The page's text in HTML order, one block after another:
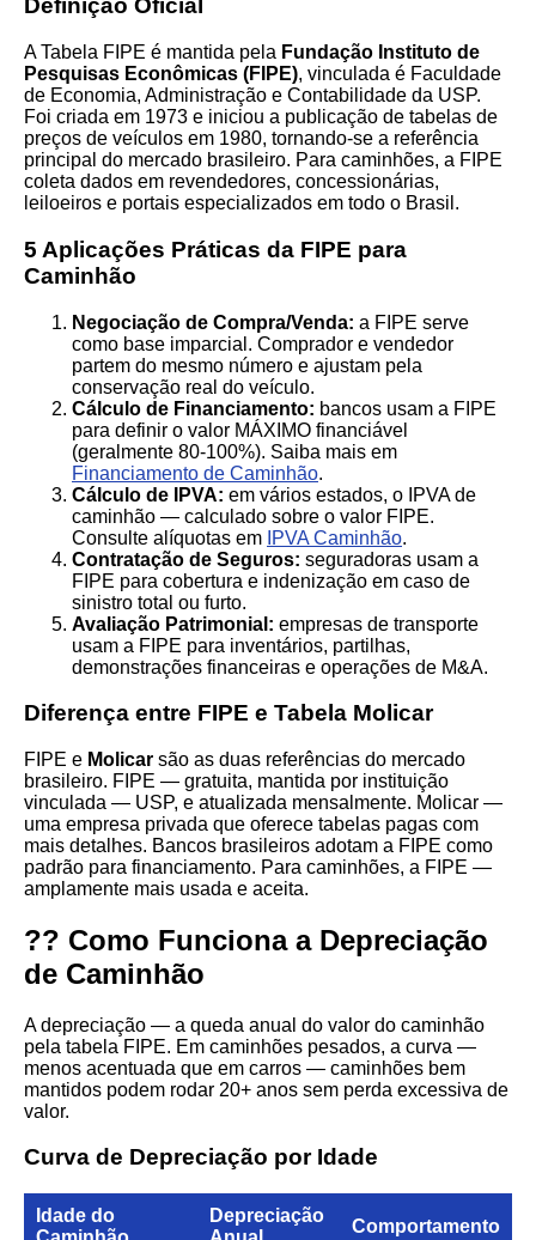
Definição Oficial
A Tabela FIPE é mantida pela Fundação Instituto de
Pesquisas Econômicas (FIPE), vinculada é Faculdade
de Economia, Administração e Contabilidade da USP.
Foi criada em 1973 e iniciou a publicação de tabelas de
preços de veículos em 1980, tornando-se a referência
principal do mercado brasileiro. Para caminhões, a FIPE
coleta dados em revendedores, concessionárias,
leiloeiros e portais especializados em todo o Brasil.
5 Aplicações Práticas da FIPE para
Caminhão
Negociação de Compra/Venda: a FIPE serve
como base imparcial. Comprador e vendedor
partem do mesmo número e ajustam pela
conservação real do veículo.
Cálculo de Financiamento: bancos usam a FIPE
para definir o valor MÁXIMO financiável
(geralmente 80-100%). Saiba mais em
Financiamento de Caminhão.
Cálculo de IPVA: em vários estados, o IPVA de
caminhão — calculado sobre o valor FIPE.
Consulte alíquotas em IPVA Caminhão.
Contratação de Seguros: seguradoras usam a
FIPE para cobertura e indenização em caso de
sinistro total ou furto.
Avaliação Patrimonial: empresas de transporte
usam a FIPE para inventários, partilhas,
demonstrações financeiras e operações de M&A.
Diferença entre FIPE e Tabela Molicar
FIPE e Molicar são as duas referências do mercado
brasileiro. FIPE — gratuita, mantida por instituição
vinculada — USP, e atualizada mensalmente. Molicar —
uma empresa privada que oferece tabelas pagas com
mais detalhes. Bancos brasileiros adotam a FIPE como
padrão para financiamento. Para caminhões, a FIPE —
amplamente mais usada e aceita.
?? Como Funciona a Depreciação
de Caminhão
A depreciação — a queda anual do valor do caminhão
pela tabela FIPE. Em caminhões pesados, a curva —
menos acentuada que em carros — caminhões bem
mantidos podem rodar 20+ anos sem perda excessiva de
valor.
Curva de Depreciação por Idade
Idade do
Depreciação
Comportamento